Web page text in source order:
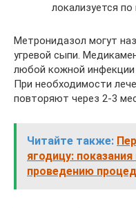
локализуется по
Метронидазол могут
угревой сыпи.
любой кожной
При необходимости
повторяют через 2-3
Читайте также:
ягодицу:
проведению